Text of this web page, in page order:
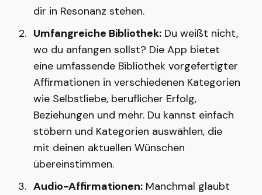
dir in Resonanz stehen.
Umfangreiche Bibliothek: Du weißt nicht,
wo du anfangen sollst? Die App bietet
eine umfassende Bibliothek vorgefertigter
Affirmationen in verschiedenen Kategorien
wie Selbstliebe, beruflicher Erfolg,
Beziehungen und mehr. Du kannst einfach
stöbern und Kategorien auswählen, die
mit deinen aktuellen Wünschen
übereinstimmen.
Audio-Affirmationen: Manchmal glaubt